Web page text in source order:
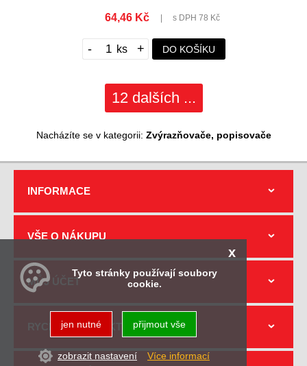
64,46 Kč s DPH 78 Kč
- + DO KOŠÍKU
12 dalších ...
Nacházíte se v kategorii: Zvýrazňovače, popisovače
INFORMACE
VŠE O NÁKUPU
MŮJ ÚČET
RYCHLÝ KONTAKT
x
Tyto stránky používají soubory
cookie.
jen nutné přijmout vše
zobrazit nastavení Více informací